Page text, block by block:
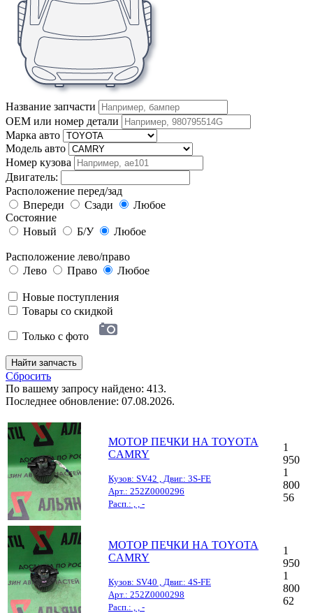
Название запчасти
OEM или номер детали
Марка авто
Модель авто
Номер кузова
Двигатель:
Расположение перед/зад
Впереди
Сзади
Любое
Состояние
Новый
Б/У Любое
Расположение лево/право
Лево
Право Любое
Новые поступления
Товары со скидкой
Только с фото
Найти запчасть
Сбросить
По вашему запросу найдено: 413.
Последнее обновление: 07.08.2026.
МОТОР ПЕЧКИ НА TOYOTA
CAMRY
Кузов: SV42 , Двиг.: 3S-FE
Арт.: 252Z0000296
Расп.: , , -
1
950
1
800
56
МОТОР ПЕЧКИ НА TOYOTA
CAMRY
Кузов: SV40 , Двиг.: 4S-FE
Арт.: 252Z0000298
Расп.: , , -
1
950
1
800
62